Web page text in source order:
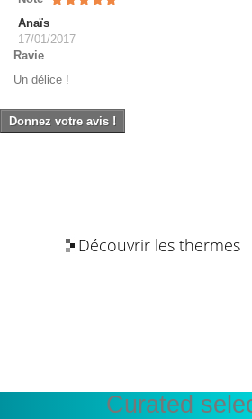
Anaïs
17/01/2017
Ravie
Un délice !
Donnez votre avis !
Découvrir les thermes
Curated